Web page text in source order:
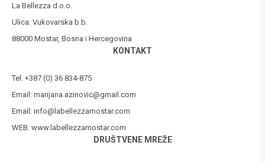
La Bellezza d.o.o.
Ulica: Vukovarska b.b.
88000 Mostar, Bosna i Hercegovina
KONTAKT
Tel. +387 (0) 36 834-875
Email: marijana.azinovic@gmail.com
Email: info@labellezzamostar.com
WEB: www.labellezzamostar.com
DRUŠTVENE MREŽE